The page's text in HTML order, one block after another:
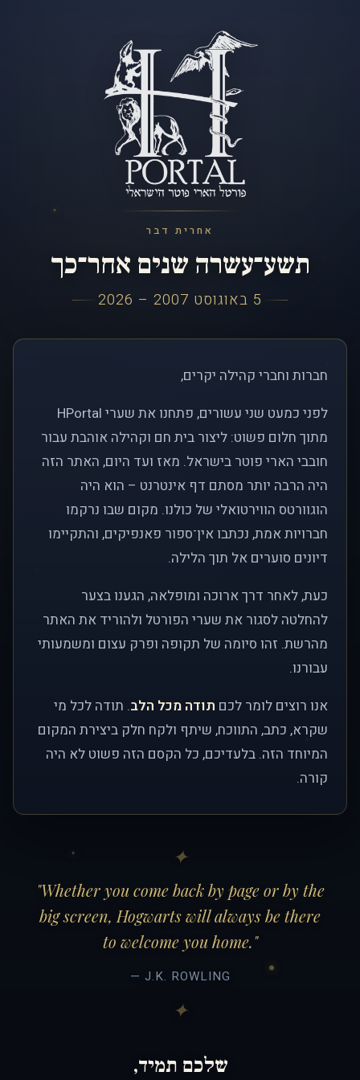
אחרית דבר
תשע־עשרה שנים אחר־כך
5 באוגוסט 2007 – 2026
חברות וחברי קהילה יקרים,
לפני כמעט שני עשורים, פתחנו את שערי HPortal
מתוך חלום פשוט: ליצור בית חם וקהילה אוהבת עבור
חובבי הארי פוטר בישראל. מאז ועד היום, האתר הזה
היה הרבה יותר מסתם דף אינטרנט – הוא היה
הוגוורטס הווירטואלי של כולנו. מקום שבו נרקמו
חברויות אמת, נכתבו אין־ספור פאנפיקים, והתקיימו
דיונים סוערים אל תוך הלילה.
כעת, לאחר דרך ארוכה ומופלאה, הגענו בצער
להחלטה לסגור את שערי הפורטל ולהוריד את האתר
מהרשת. זהו סיומה של תקופה ופרק עצום ומשמעותי
עבורנו.
אנו רוצים לומר לכם תודה מכל הלב. תודה לכל מי
שקרא, כתב, התווכח, שיתף ולקח חלק ביצירת המקום
המיוחד הזה. בלעדיכם, כל הקסם הזה פשוט לא היה
קורה.
"Whether you come back by page or by the
big screen, Hogwarts will always be there
to welcome you home."
— J.K. ROWLING
שלכם תמיד,